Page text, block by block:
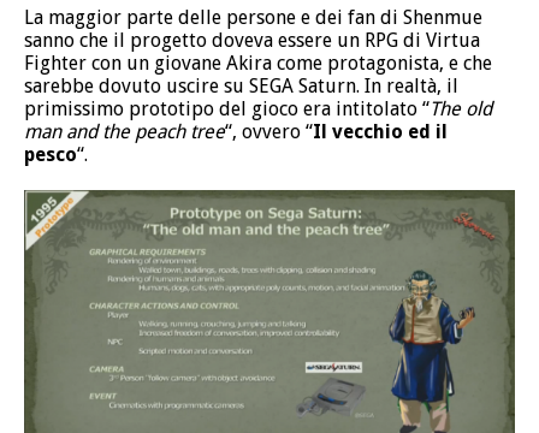
La maggior parte delle persone e dei fan di Shenmue
sanno che il progetto doveva essere un RPG di Virtua
Fighter con un giovane Akira come protagonista, e che
sarebbe dovuto uscire su SEGA Saturn. In realtà, il
primissimo prototipo del gioco era intitolato “The old
man and the peach tree“, ovvero “Il vecchio ed il
pesco“.